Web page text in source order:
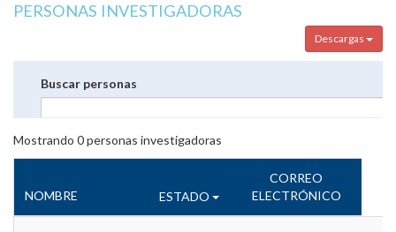
PERSONAS INVESTIGADORAS
Descargas
Buscar personas
Mostrando 0personas investigadoras
NOMBRE ESTADO
CORREO
ELECTRÓNICO